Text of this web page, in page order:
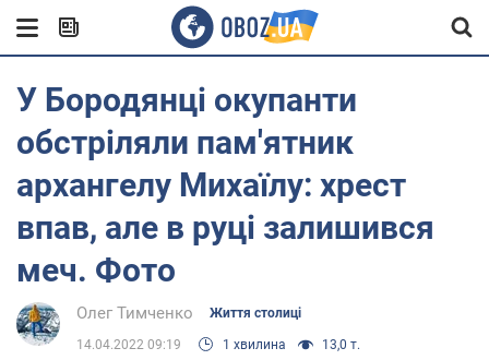
У Бородянці окупанти
обстріляли пам'ятник
архангелу Михаїлу: хрест
впав, але в руці залишився
меч. Фото
Олег Тимченко Життя столиці
14.04.2022 09:19 1 хвилина 13,0 т.